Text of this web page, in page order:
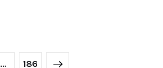
… 186
>